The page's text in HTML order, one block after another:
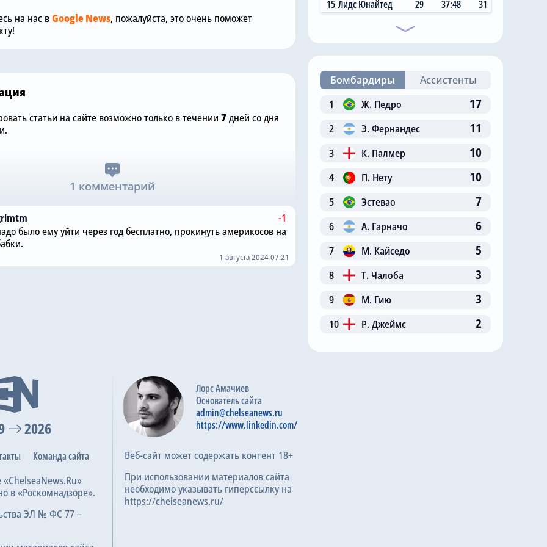
на нас вGoogle News, пожалуйста, это очень поможет
будет подписывать
фланговых нападающих
покупать нового вратаря,
поступок в «Челси», чтобы
Михаил Мудрик мог
сыграть в матче
статьи на сайте возможно только в течении 7дней со дня
1 комментарий
-1
было ему уйти через год бесплатно, прокинуть америкосов на
1 августа 2024 07:21
15 Лидс Юнайтед 29 37:48 31
Бомбардиры
Ассистенты
1
Ж. Педро 17
2 Э. Фернандес 11
3 К. Палмер 10
4 П. Нету 10
5 Эстевао 7
6 А. Гарначо 6
7 М. Кайседо 5
8 Т. Чалоба 3
9 М. Гию 3
10 Р. Джеймс 2
2026
Команда сайта
в «Роскомнадзоре».
ЭЛ № ФС 77 –
Лорс Амачиев
Основатель сайта
admin@chelseanews.ru
https://www.linkedin.com/
Веб-сайт может содержать контент 18+
При использовании материалов сайта
необходимо указывать гиперссылку на
https://chelseanews.ru/